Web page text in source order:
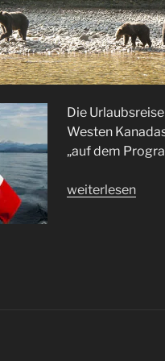
Die
Westen
„auf dem
„Bärenland
weiterlesen